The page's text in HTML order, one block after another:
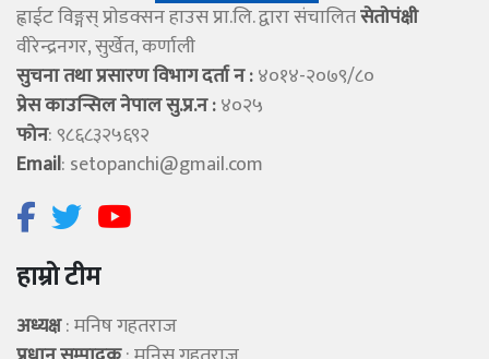
ह्वाईट विङ्गस् प्राेडक्सन हाउस प्रा.लि. द्वारा संचालितसेताेपंक्षी
वीरेन्द्रनगर, सुर्खेत, कर्णाली
सुचना तथा प्रसारण विभाग दर्ता न :४०१४-२०७९/८०
प्रेस काउन्सिल नेपाल सु.प्र.न :४०२५
फोन: ९८६८३२५६९२
Email: setopanchi@gmail.com
हाम्रो टीम
अध्यक्ष: मनिष गहतराज